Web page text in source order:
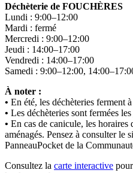
Déchèterie de FOUCHÈRES
Lundi : 9:00–12:00
Mardi : fermé
Mercredi : 9:00–12:00
Jeudi : 14:00–17:00
Vendredi : 14:00–17:00
Samedi : 9:00–12:00,
À noter :
• En été, les déchèteries ferment
• Les déchèteries sont fermées
• En cas de canicule, les horaires
aménagés. Pensez à consulter le
PanneauPocket de la
Consultez la carte interactive